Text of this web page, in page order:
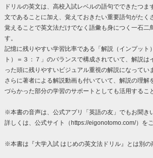
ドリルの英文は、高校入試レベルの語句でできたつま
文であることに加え、覚えておきたい重要語句がたく
覚えることで英文法だけでなく語彙も身につく一石二
す。
記憶に残りやすい学習比率である「解説（インプット
ト）＝３：７」のバランスで構成されていて、解説は
った頭に残りやすいビジュアル重視の解説になってい
さらに著者による解説動画も付いていて、解説の理解
づらかった部分の学習のサポートとしても活用するこ
※本書の音声は、公式アプリ「英語の友」でもお聞き
詳しくは、公式サイト（https://eigonotomo.com/）をご
※本書は『大学入試 はじめの英文法ドリル』とは別の